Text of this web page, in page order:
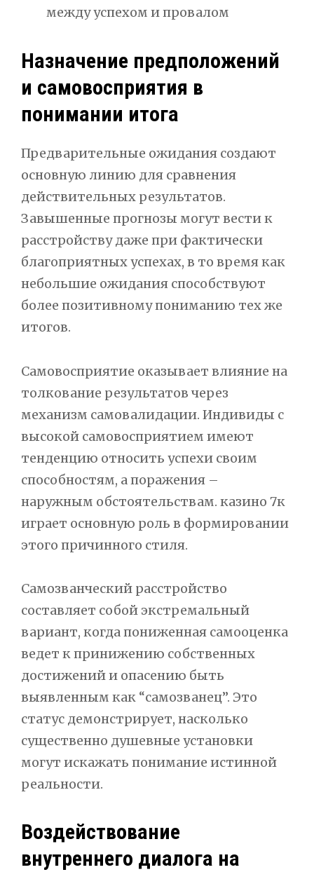
между успехом и провалом
Назначение предположений
и самовосприятия в
понимании итога
Предварительные ожидания создают
основную линию для сравнения
действительных результатов.
Завышенные прогнозы могут вести к
расстройству даже при фактически
благоприятных успехах, в то время как
небольшие ожидания способствуют
более позитивному пониманию тех же
итогов.
Самовосприятие оказывает влияние на
толкование результатов через
механизм самовалидации. Индивиды с
высокой самовосприятием имеют
тенденцию относить успехи своим
способностям, а поражения –
наружным обстоятельствам. казино 7к
играет основную роль в формировании
этого причинного стиля.
Самозванческий расстройство
составляет собой экстремальный
вариант, когда пониженная самооценка
ведет к принижению собственных
достижений и опасению быть
выявленным как “самозванец”. Это
статус демонстрирует, насколько
существенно душевные установки
могут искажать понимание истинной
реальности.
Воздействование
внутреннего диалога на